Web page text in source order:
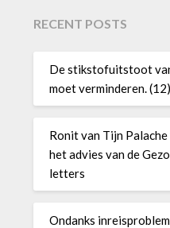
RECENT POSTS
De stikstofuitstoot
moet verminderen.
Ronit van Tijn Palache
het advies van de
letters
Ondanks